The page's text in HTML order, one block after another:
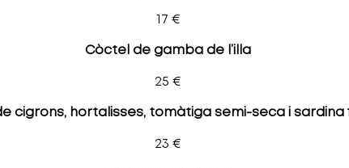
17 €
Còctel de gamba de l’illa
25 €
cigrons, hortalisses, tomàtiga semi-seca i sardina
23 €